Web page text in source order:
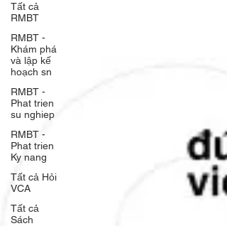
Tất cả
RMBT
RMBT -
Khám phá
và lập kế
hoạch sn
RMBT -
Phat trien
su nghiep
RMBT -
Phat trien
Ky nang
Tất cả Hỏi
VCA
Tất cả
Sách